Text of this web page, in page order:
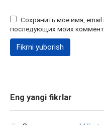
Сохранить моё имя, email
последующих моих
Eng yangi fikrlar